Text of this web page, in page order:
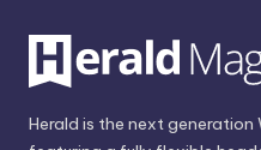
Herald is the next generation